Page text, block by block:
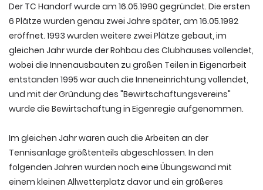
Der TC Handorf wurde am 16.05.1990 gegründet. Die ersten
6 Plätze wurden genau zwei Jahre später, am 16.05.1992
eröffnet. 1993 wurden weitere zwei Plätze gebaut, im
gleichen Jahr wurde der Rohbau des Clubhauses vollendet,
wobei die Innenausbauten zu großen Teilen in Eigenarbeit
entstanden 1995 war auch die Inneneinrichtung vollendet,
und mit der Gründung des "Bewirtschaftungsvereins"
wurde die Bewirtschaftung in Eigenregie aufgenommen.
Im gleichen Jahr waren auch die Arbeiten an der
Tennisanlage größtenteils abgeschlossen. In den
folgenden Jahren wurden noch eine Übungswand mit
einem kleinen Allwetterplatz davor und ein größeres